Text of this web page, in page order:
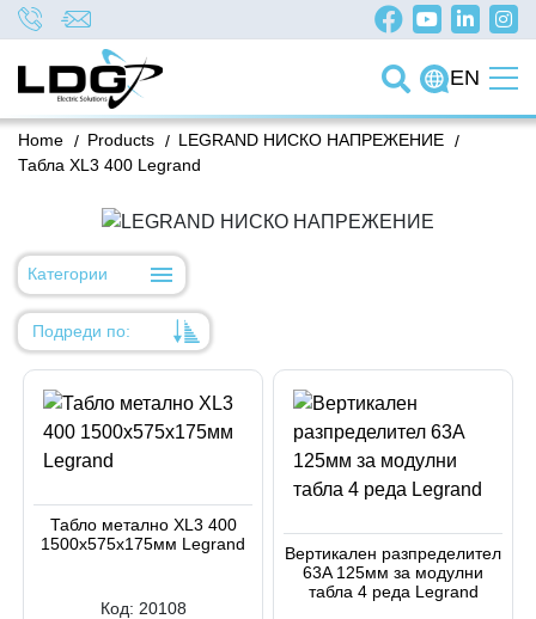
EN
/
Home /
Products /
LEGRAND НИСКО НАПРЕЖЕНИЕ
Табла XL3 400 Legrand
Категории
Подреди по:
Име
Име
Код на артикул
Код на артикул
Табло метално XL3 400
1500x575x175мм Legrand
Код: 20108
Вертикален разпределител
63A 125мм за модулни
табла 4 реда Legrand